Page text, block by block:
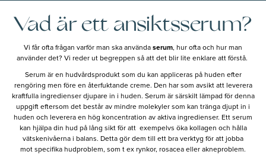
Vad är ett ansiktsserum?
Vi får ofta frågan varför man ska använda serum, hur ofta och hur man
använder det? Vi reder ut begreppen så att det blir lite enklare att förstå.
Serum är en hudvårdsprodukt som du kan appliceras på huden efter
rengöring men före en återfuktande creme. Den har som avsikt att leverera
kraftfulla ingredienser djupare in i huden. Serum är särskilt lämpad för denna
uppgift eftersom det består av mindre molekyler som kan tränga djupt in i
huden och leverera en hög koncentration av aktiva ingredienser. Ett serum
kan hjälpa din hud på lång sikt för att exempelvs öka kollagen och hålla
vätskenivåerna i balans. Detta gör dem till ett bra verktyg för att jobba
mot specifika hudproblem, som t ex rynkor, rosacea eller akneproblem.